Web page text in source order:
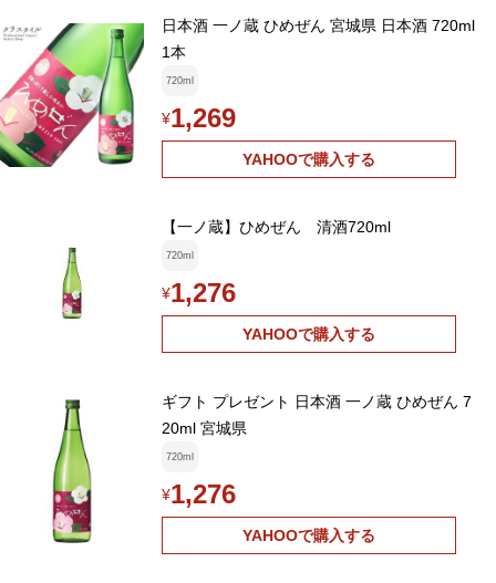
日本酒 一ノ蔵 ひめぜん 宮城県 日本酒 720ml
1本
720ml
¥1,269
YAHOOで購入する
【一ノ蔵】ひめぜん 清酒720ml
720ml
¥1,276
YAHOOで購入する
ギフト プレゼント 日本酒 一ノ蔵 ひめぜん 7
20ml 宮城県
720ml
¥1,276
YAHOOで購入する